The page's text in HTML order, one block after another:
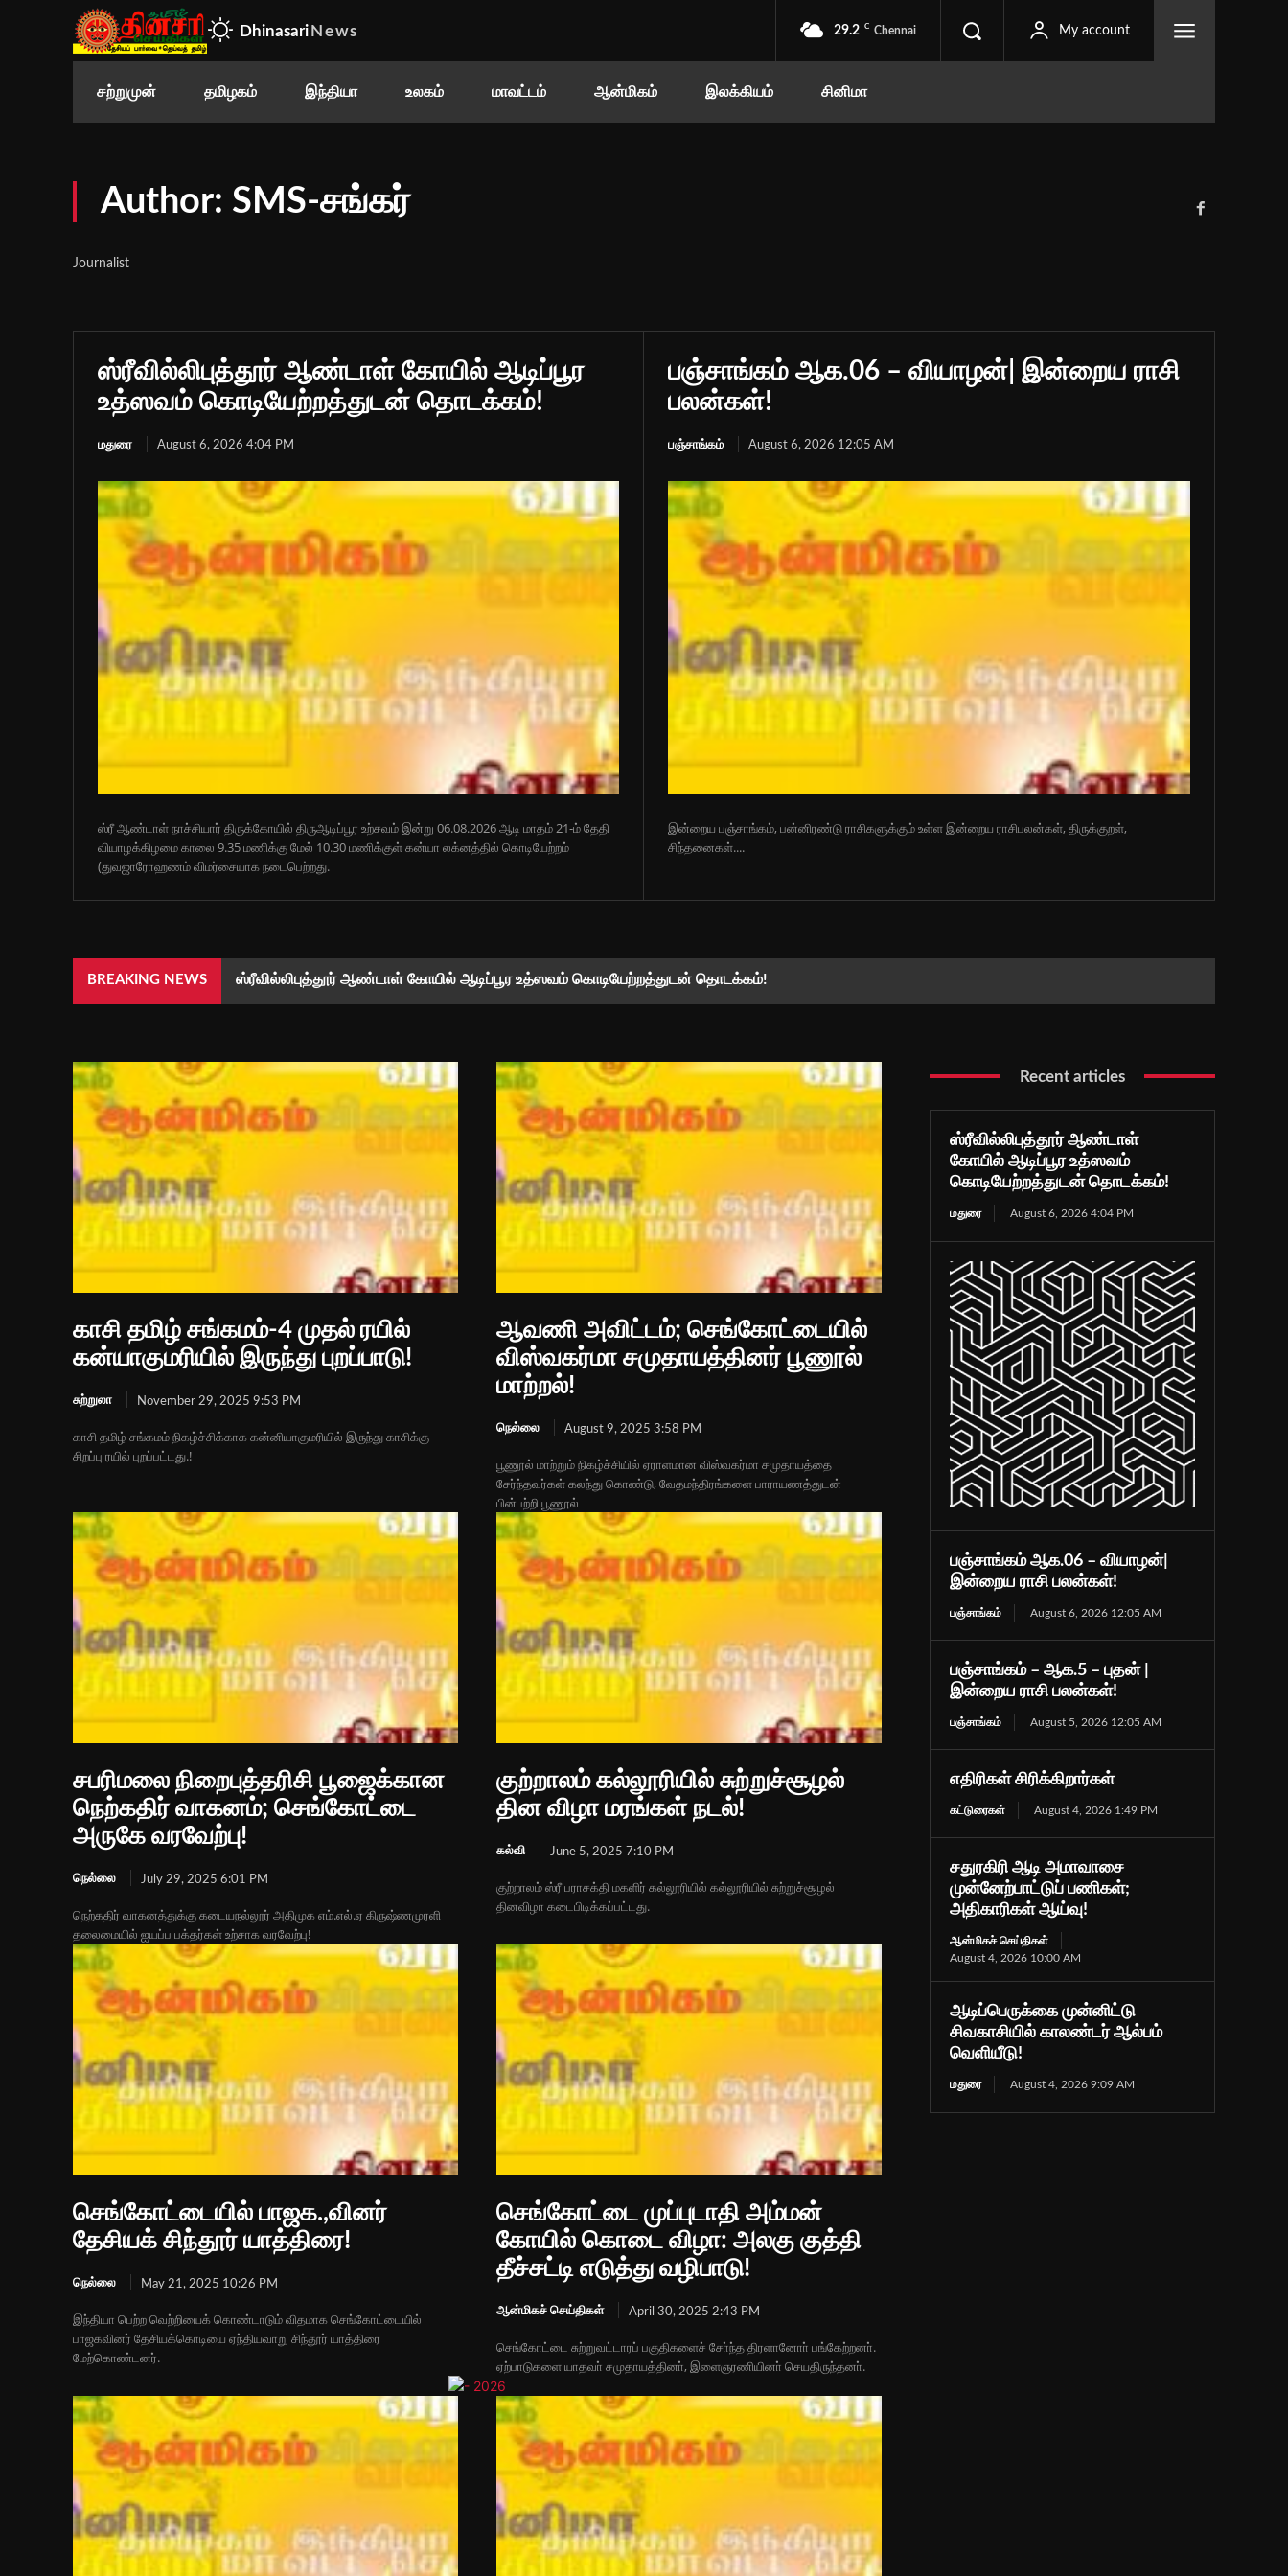
Dhinasari News 29.2 C Chennai My account
சற்றுமுன் தமிழகம் இந்தியா உலகம் மாவட்டம் ஆன்மிகம் இலக்கியம் சினிமா
Author: SMS-சங்கர்
Journalist
ஸ்ரீவில்லிபுத்தூர் ஆண்டாள் கோயில் ஆடிப்பூர
உத்ஸவம் கொடியேற்றத்துடன் தொடக்கம்!
மதுரை August 6, 2026 4:04 PM
ஸ்ரீ ஆண்டாள் நாச்சியார் திருக்கோயில் திருஆடிப்பூர உற்சவம் இன்று 06.08.2026 ஆடி மாதம் 21-ம் தேதி
வியாழக்கிழமை காலை 9.35 மணிக்கு மேல் 10.30 மணிக்குள் கன்யா லக்னத்தில் கொடியேற்றம்
(துவஜாரோஹணம் விமர்சையாக நடைபெற்றது.
பஞ்சாங்கம் ஆக.06 – வியாழன்| இன்றைய ராசி
பலன்கள்!
பஞ்சாங்கம் August 6, 2026 12:05 AM
இன்றைய பஞ்சாங்கம், பன்னிரண்டு ராசிகளுக்கும் உள்ள இன்றைய ராசிபலன்கள், திருக்குறள்,
சிந்தனைகள்....
BREAKING NEWS ஸ்ரீவில்லிபுத்தூர் ஆண்டாள் கோயில் ஆடிப்பூர உத்ஸவம் கொடியேற்றத்துடன் தொடக்கம்!
காசி தமிழ் சங்கமம்-4 முதல் ரயில்
கன்யாகுமரியில் இருந்து புறப்பாடு!
சுற்றுலா November 29, 2025 9:53 PM
காசி தமிழ் சங்கமம் நிகழ்ச்சிக்காக கன்னியாகுமரியில் இருந்து காசிக்கு
சிறப்பு ரயில் புறப்பட்டது.!
ஆவணி அவிட்டம்; செங்கோட்டையில்
விஸ்வகர்மா சமுதாயத்தினர் பூணூல்
மாற்றல்!
நெல்லை August 9, 2025 3:58 PM
பூணூல் மாற்றும் நிகழ்ச்சியில் ஏராளமான விஸ்வகர்மா சமுதாயத்தை
சேர்ந்தவர்கள் கலந்து கொண்டு, வேதமந்திரங்களை பாராயணத்துடன்
பின்பற்றி பூணூல்
சபரிமலை நிறைபுத்தரிசி பூஜைக்கான
நெற்கதிர் வாகனம்; செங்கோட்டை
அருகே வரவேற்பு!
நெல்லை July 29, 2025 6:01 PM
நெற்கதிர் வாகனத்துக்கு கடையநல்லூர் அதிமுக எம்.எல்.ஏ கிருஷ்ணமுரளி
தலைமையில் ஐயப்ப பக்தர்கள் உற்சாக வரவேற்பு!
குற்றாலம் கல்லூரியில் சுற்றுச்சூழல்
தின விழா மரங்கள் நடல்!
கல்வி June 5, 2025 7:10 PM
குற்றாலம் ஸ்ரீ பராசக்தி மகளிர் கல்லூரியில் கல்லூரியில் சுற்றுச்சூழல்
தினவிழா கடைபிடிக்கப்பட்டது.
செங்கோட்டையில் பாஜக.,வினர்
தேசியக் சிந்தூர் யாத்திரை!
நெல்லை May 21, 2025 10:26 PM
இந்தியா பெற்ற வெற்றியைக் கொண்டாடும் விதமாக செங்கோட்டையில்
பாஜகவினர் தேசியக்கொடியை ஏந்தியவாறு சிந்தூர் யாத்திரை
மேற்கொண்டனர்.
செங்கோட்டை முப்புடாதி அம்மன்
கோயில் கொடை விழா: அலகு குத்தி
தீச்சட்டி எடுத்து வழிபாடு!
ஆன்மிகச் செய்திகள் April 30, 2025 2:43 PM
செங்கோட்டை சுற்றுவட்டாரப் பகுதிகளைச் சோ்ந்த திரளானோா் பங்கேற்றனா்.
ஏற்பாடுகளை யாதவா் சமுதாயத்தினா், இளைஞரணியினா் செயதிருந்தனா்.
Recent articles
ஸ்ரீவில்லிபுத்தூர் ஆண்டாள்
கோயில் ஆடிப்பூர உத்ஸவம்
கொடியேற்றத்துடன் தொடக்கம்!
மதுரை August 6, 2026 4:04 PM
பஞ்சாங்கம் ஆக.06 – வியாழன்|
இன்றைய ராசி பலன்கள்!
பஞ்சாங்கம் August 6, 2026 12:05 AM
பஞ்சாங்கம் – ஆக.5 – புதன் |
இன்றைய ராசி பலன்கள்!
பஞ்சாங்கம் August 5, 2026 12:05 AM
எதிரிகள் சிரிக்கிறார்கள்
கட்டுரைகள் August 4, 2026 1:49 PM
சதுரகிரி ஆடி அமாவாசை
முன்னேற்பாட்டுப் பணிகள்;
அதிகாரிகள் ஆய்வு!
ஆன்மிகச் செய்திகள்
August 4, 2026 10:00 AM
ஆடிப்பெருக்கை முன்னிட்டு
சிவகாசியில் காலண்டர் ஆல்பம்
வெளியீடு!
மதுரை August 4, 2026 9:09 AM